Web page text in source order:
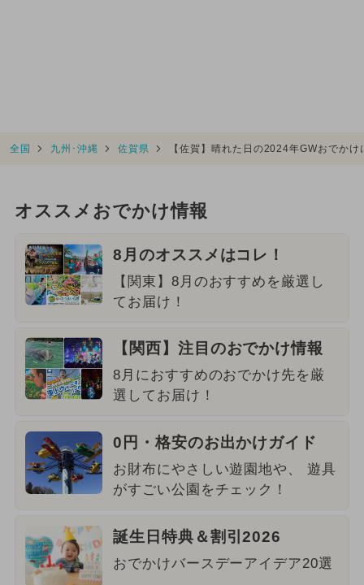
全国 九州･沖縄 佐賀県 【佐賀】晴れた日の2024年GWおでか
オススメおでかけ情報
8月のオススメはコレ！
【関東】8月のおすすめを厳選し
てお届け！
【関西】注目のおでかけ情報
8月におすすめのおでかけ先を厳
選してお届け！
0円・格安のお出かけガイド
お財布にやさしい遊園地や、 遊具
がすごい公園をチェック！
誕生日特典＆割引2026
おでかけバースデーアイデア20選